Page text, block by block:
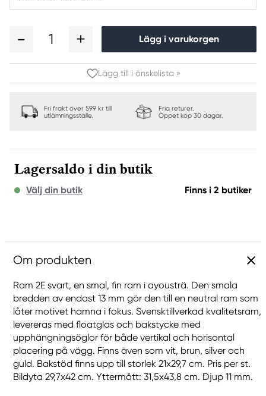
1 Lägg i varukorgen
Lägg till i önskelista »
Fri frakt över 599 kr till
utlämningsställe.
Fria returer.
Öppet köp 30 dagar.
Lagersaldo i din butik
Välj din butik Finns i 2 butiker
Om produkten
Ram 2E svart, en smal, fin ram i ayousträ. Den smala
bredden av endast 13 mm gör den till en neutral ram som
låter motivet hamna i fokus. Svensktillverkad kvalitetsram,
levereras med floatglas och bakstycke med
upphängningsöglor för både vertikal och horisontal
placering på vägg. Finns även som vit, brun, silver och
guld. Bakstöd finns upp till storlek 21x29,7 cm. Pris per st.
Bildyta 29,7x42 cm. Yttermått: 31,5x43,8 cm. Djup 11 mm.